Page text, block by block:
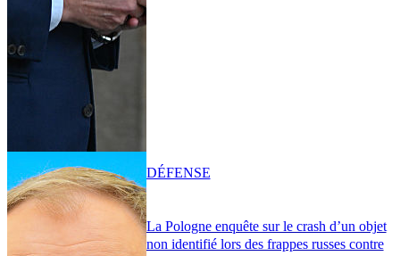
La Pologne enquête sur le crash d’un objet
non identifié lors des frappes russes contre
DÉFENSE